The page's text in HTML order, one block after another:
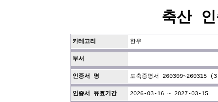
축산
카테고리 한우
부서
인증서 명 도축증명서 260309~260315
인증서 유효기간 2026-03-16 ~ 2027-03-15